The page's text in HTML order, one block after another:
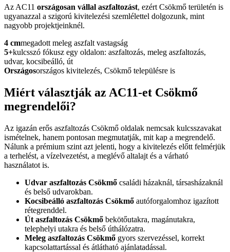
Az AC11 országosan vállal aszfaltozást, ezért Csökmő területén is
ugyanazzal a szigorú kivitelezési szemlélettel dolgozunk, mint
nagyobb projektjeinknél.
4 cmmegadott meleg aszfalt vastagság
5+kulcsszó fókusz egy oldalon: aszfaltozás, meleg aszfaltozás,
udvar, kocsibeálló, út
Országosországos kivitelezés, Csökmő településre is
Miért választják az AC11-et Csökmő
megrendelői?
Az igazán erős aszfaltozás Csökmő oldalak nemcsak kulcsszavakat
ismételnek, hanem pontosan megmutatják, mit kap a megrendelő.
Nálunk a prémium szint azt jelenti, hogy a kivitelezés előtt felmérjük
a terhelést, a vízelvezetést, a meglévő altalajt és a várható
használatot is.
Udvar aszfaltozás Csökmő családi házaknál, társasházaknál
és belső udvarokban.
Kocsibeálló aszfaltozás Csökmő autóforgalomhoz igazított
rétegrenddel.
Út aszfaltozás Csökmő bekötőutakra, magánutakra,
telephelyi utakra és belső úthálózatra.
Meleg aszfaltozás Csökmő gyors szervezéssel, korrekt
kapcsolattartással és átlátható ajánlatadással.